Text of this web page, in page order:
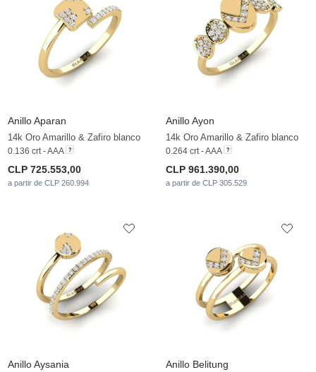
Anillo Aparan
14k Oro Amarillo & Zafiro blanco
0.136 crt - AAA
CLP 725.553,00
a partir de CLP 260.994
Anillo Ayon
14k Oro Amarillo & Zafiro blanco
0.264 crt - AAA
CLP 961.390,00
a partir de CLP 305.529
Anillo Aysania Anillo Belitung